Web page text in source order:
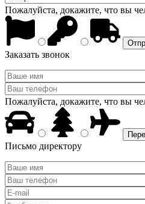
Пожалуйста, докажите, что вы
Заказать звонок
Пожалуйста, докажите, что вы
Письмо директору